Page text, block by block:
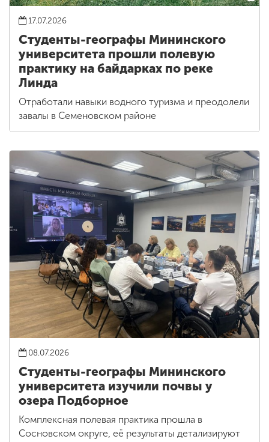
17.07.2026
Студенты-географы Мининского
университета прошли полевую
практику на байдарках по реке
Линда
Отработали навыки водного туризма и преодолели
завалы в Семеновском районе
08.07.2026
Студенты-географы Мининского
университета изучили почвы у
озера Подборное
Комплексная полевая практика прошла в
Сосновском округе, её результаты детализируют